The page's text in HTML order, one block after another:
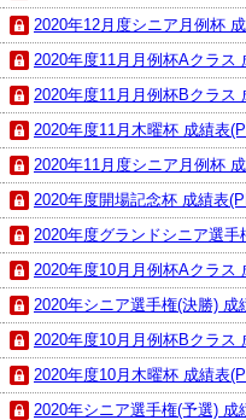
2020年12月度シニア月例杯
2020年度11月月例杯Aクラス
2020年度11月月例杯Bクラス
2020年度11月木曜杯 成績表
2020年11月度シニア月例杯
2020年度開場記念杯 成績表
2020年度グランドシニア選手
2020年度10月月例杯Aクラス
2020年シニア選手権(決勝) 成
2020年度10月月例杯Bクラス
2020年度10月木曜杯 成績表
2020年シニア選手権(予選) 成